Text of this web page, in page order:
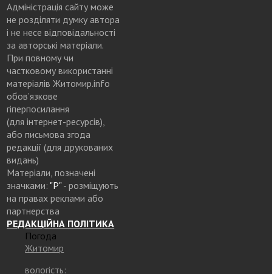
Адміністрація сайту може
не розділяти думку автора
і не несе відповідальності
за авторські матеріали.
При повному чи
частковому використанні
матеріалів Житомир.info
обов’язкове
гіперпосилання
(для інтернет-ресурсів),
або письмова згода
редакції (для друкованих
видань)
Матеріали, позначені
значками: "Р"- розміщують
на правах реклами або
партнерства
РЕДАКЦІЙНА ПОЛІТИКА
Погода
Житомир
вологість: